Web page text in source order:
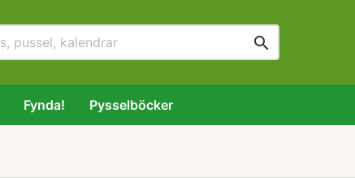

Fynda! Pysselböcker